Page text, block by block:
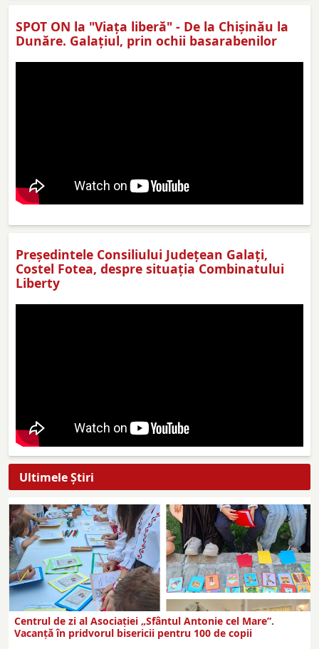
SPOT ON la "Viaţa liberă" - De la Chișinău la
Dunăre. Galațiul, prin ochii basarabenilor
Preşedintele Consiliului Judeţean Galaţi,
Costel Fotea, despre situaţia Combinatului
Liberty
Ultimele Ştiri
Centrul de zi al Asociației „Sfântul Antonie cel Mare”.
Vacanță în pridvorul bisericii pentru 100 de copii